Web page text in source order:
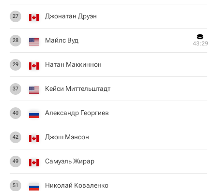
27 Джонатан Друэн
28 Майлс Вуд 43:29
29 Натан Маккиннон
37 Кейси Миттельштадт
40 Александр Георгиев
42 Джош Мэнсон
49 Самуэль Жирар
51 Николай Коваленко